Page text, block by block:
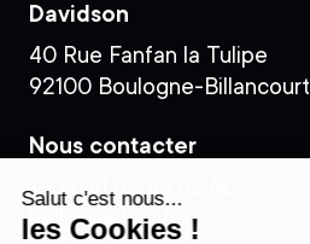
Davidson
40 Rue Fanfan la Tulipe
92100 Boulogne-Billancourt
Nous contacter
+33 (0)1 82 83 83 60
hello@colorz.fr
Salut c'est nous...
les Cookies !